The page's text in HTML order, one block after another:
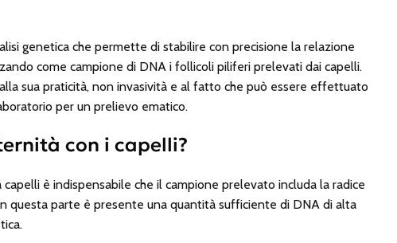
genetica che permette di stabilire con precisione la relazione
come campione di DNA i follicoli piliferi prelevati dai capelli.
sua praticità, non invasività e al fatto che può essere effettuato
per un prelievo ematico.
con i capelli?
è indispensabile che il campione prelevato includa la radice
questa parte è presente una quantità sufficiente di DNA di alta